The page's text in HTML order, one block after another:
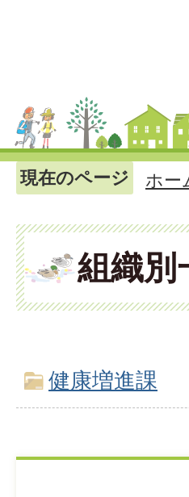
現在のページ ホー
組織別
健康増進課